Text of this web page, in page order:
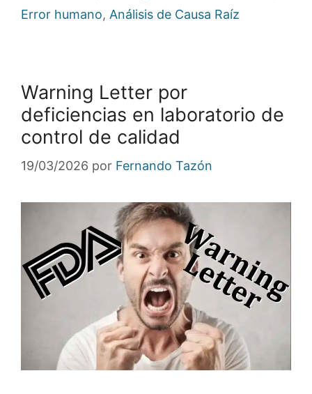
Error humano, Análisis de Causa Raíz
Warning Letter por
deficiencias en laboratorio de
control de calidad
19/03/2026 por Fernando Tazón